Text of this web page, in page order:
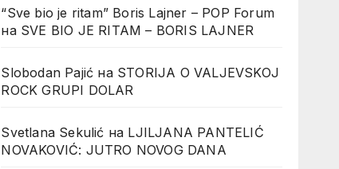
“Sve bio je ritam” Boris Lajner – POP Forum
на SVE BIO JE RITAM – BORIS LAJNER
Slobodan Pajić на STORIJA O VALJEVSKOJ
ROCK GRUPI DOLAR
Svetlana Sekulić на LJILJANA PANTELIĆ
NOVAKOVIĆ: JUTRO NOVOG DANA